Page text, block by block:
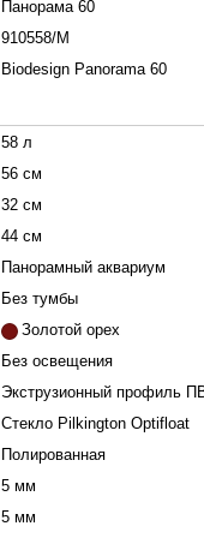
Панорама 60
910558/M
Biodesign Panorama 60
58 л
56 см
32 см
44 см
Панорамный аквариум
Без тумбы
Золотой орех
Без освещения
Экструзионный профиль
Стекло Pilkington Optifloat
Полированная
5 мм
5 мм